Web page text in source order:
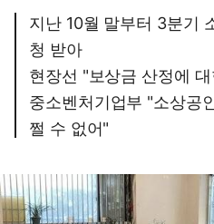
지난 10월 말부터 3분기
청 받아
현장선 "보상금 산정에
중소벤처기업부 "소상공
쩔 수 없어"